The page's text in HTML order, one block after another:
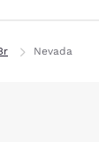
Nevada